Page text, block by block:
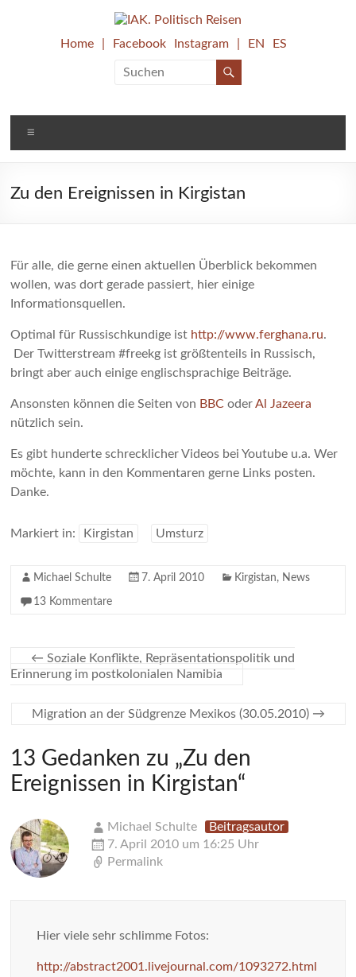
IAK.
Reisen
Internationaler
Home Facebook Instagram EN ES
Zu den Ereignissen in Kirgistan
Für alle, die gerne einen aktuellen Überblick bekommen
wollen, was dort gerade passiert, hier einige
Informationsquellen.
Optimal für Russischkundige ist http://www.ferghana.ru.
Der Twitterstream #freekg ist größtenteils in Russisch,
bringt aber auch einige englischsprachige Beiträge.
Ansonsten können die Seiten von BBC oderAl Jazeera
nützlich sein.
Es gibt hunderte schrecklicher Videos bei Youtube u.a. Wer
möchte, kann in den Kommentaren gerne Links posten.
Danke.
Markiert in: Kirgistan Umsturz
Michael Schulte 7. April 2010 Kirgistan, News
13 Kommentare
← Soziale Konflikte, Repräsentationspolitik und
Erinnerung im postkolonialen Namibia
Migration an der Südgrenze Mexikos (30.05.2010) →
13 Gedanken zu „Zu den
Ereignissen in Kirgistan“
Michael Schulte
Beitragsautor
7. April 2010 um 16:25 Uhr
Permalink
Hier viele sehr schlimme Fotos:
http://abstract2001.livejournal.com/1093272.html